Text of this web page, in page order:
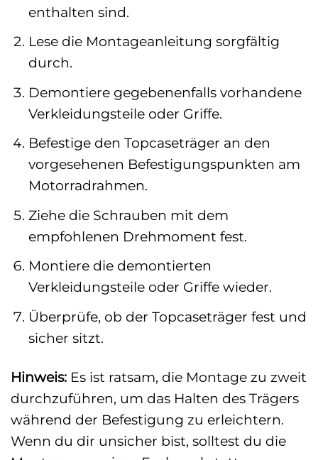
enthalten sind.
Lese die Montageanleitung sorgfältig
durch.
Demontiere gegebenenfalls vorhandene
Verkleidungsteile oder Griffe.
Befestige den Topcaseträger an den
vorgesehenen Befestigungspunkten am
Motorradrahmen.
Ziehe die Schrauben mit dem
empfohlenen Drehmoment fest.
Montiere die demontierten
Verkleidungsteile oder Griffe wieder.
Überprüfe, ob der Topcaseträger fest und
sicher sitzt.
Hinweis: Es ist ratsam, die Montage zu zweit
durchzuführen, um das Halten des Trägers
während der Befestigung zu erleichtern.
Wenn du dir unsicher bist, solltest du die